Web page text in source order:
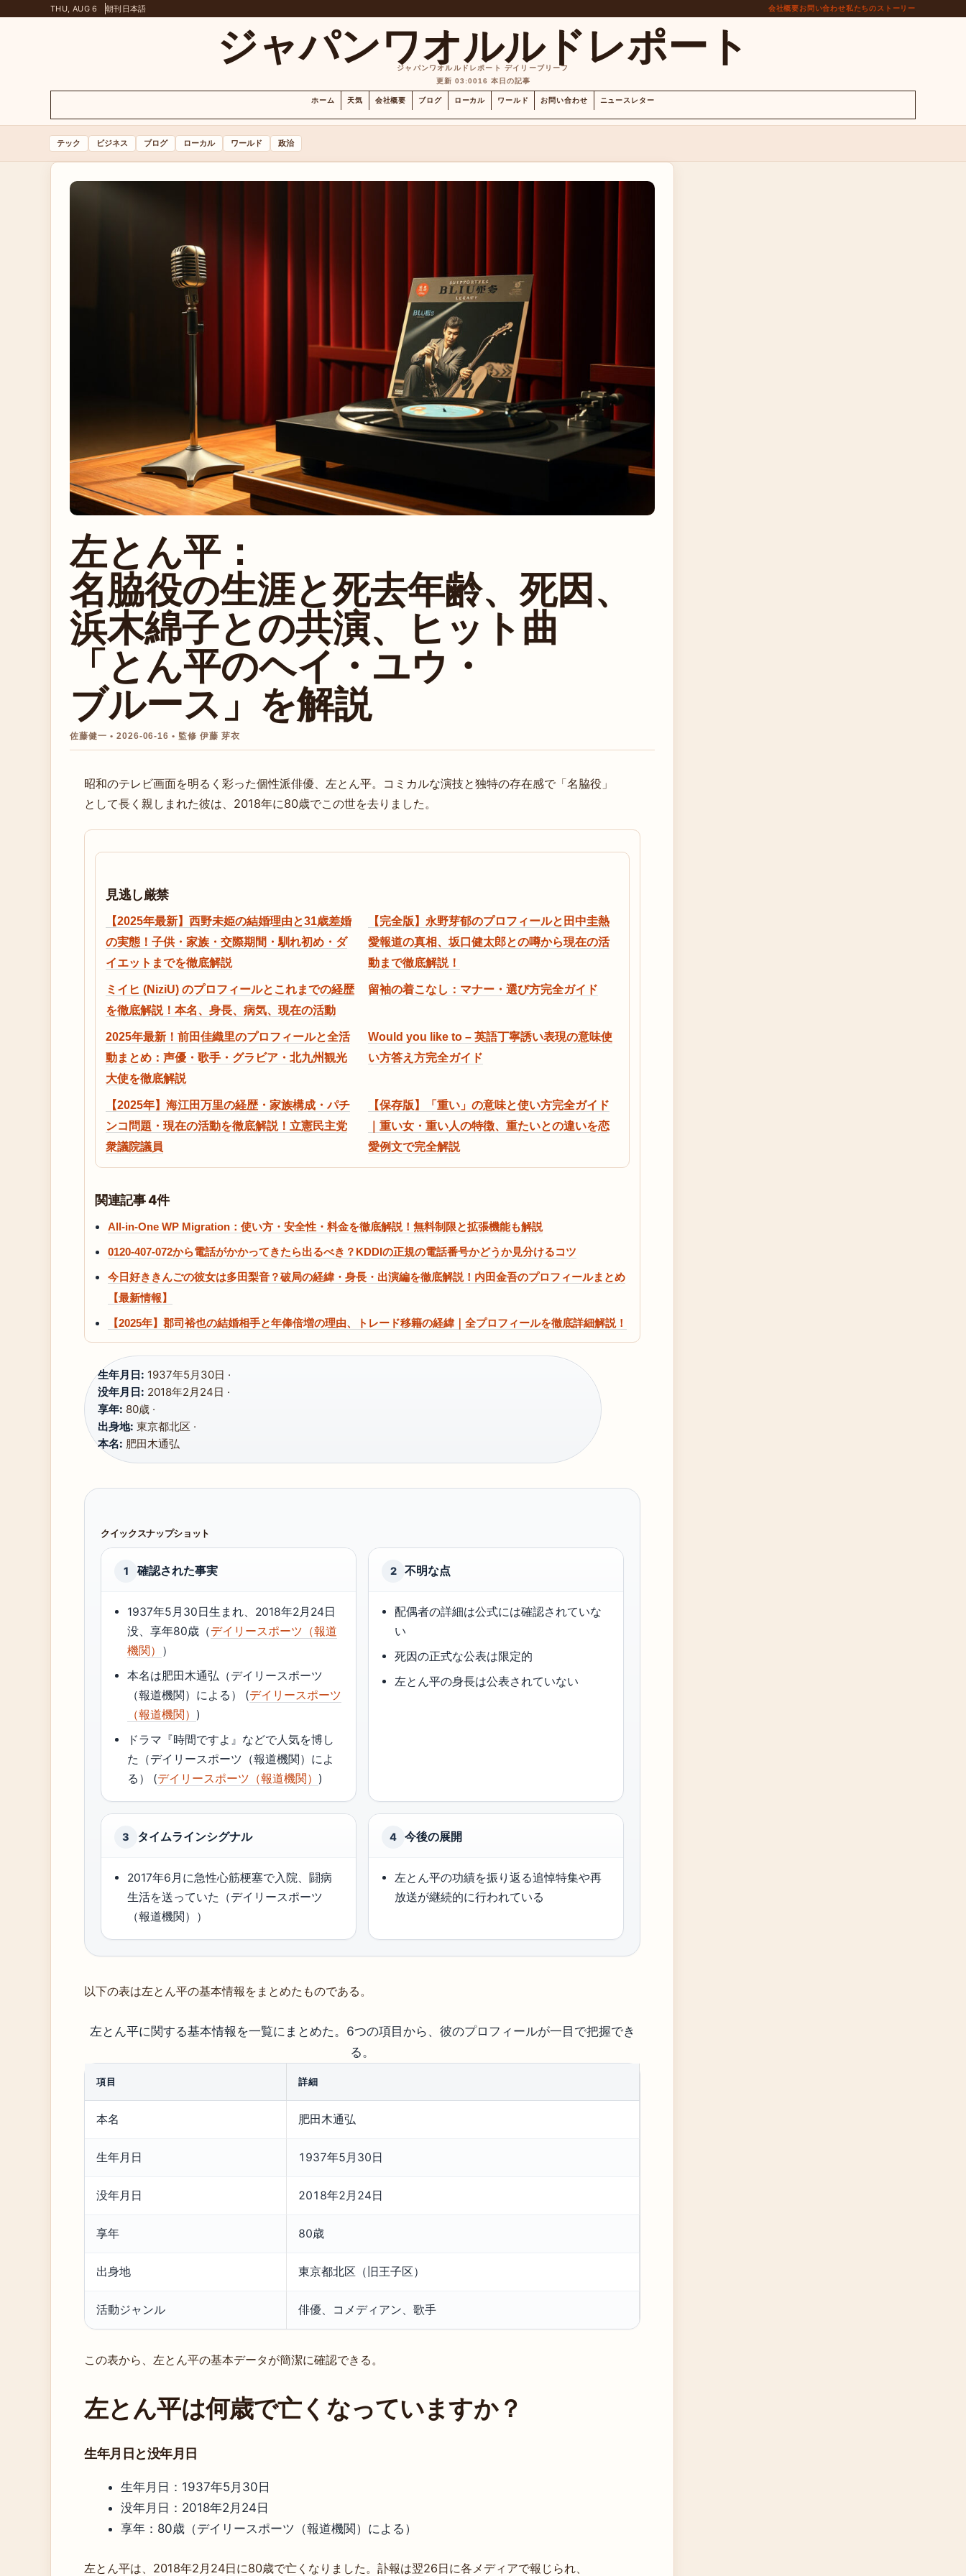
THU, AUG 6 朝刊 日本語 会社概要お問い合わせ私たちのストーリー
ジャパンワオルルドレポート
ジャパンワオルルドレポート デイリーブリーフ
更新 03:0016 本日の記事
ホーム 天気 会社概要 ブログ ローカル ワールド お問い合わせ ニュースレター
テック ビジネス ブログ ローカル ワールド 政治
左とん平：
名脇役の生涯と死去年齢、死因、
浜木綿子との共演、ヒット曲
「とん平のヘイ・ユウ・
ブルース」を解説
佐藤健一 • 2026-06-16 • 監修 伊藤 芽衣
昭和のテレビ画面を明るく彩った個性派俳優、左とん平。コミカルな演技と独特の存在感で「名脇役」
として長く親しまれた彼は、2018年に80歳でこの世を去りました。
見逃し厳禁
【2025年最新】西野未姫の結婚理由と31歳差婚
の実態！子供・家族・交際期間・馴れ初め・ダ
イエットまでを徹底解説
【完全版】永野芽郁のプロフィールと田中圭熱
愛報道の真相、坂口健太郎との噂から現在の活
動まで徹底解説！
ミイヒ (NiziU) のプロフィールとこれまでの経歴
を徹底解説！本名、身長、病気、現在の活動
留袖の着こなし：マナー・選び方完全ガイド
2025年最新！前田佳織里のプロフィールと全活
動まとめ：声優・歌手・グラビア・北九州観光
大使を徹底解説
Would you like to – 英語丁寧誘い表現の意味使
い方答え方完全ガイド
【2025年】海江田万里の経歴・家族構成・パチ
ンコ問題・現在の活動を徹底解説！立憲民主党
衆議院議員
【保存版】「重い」の意味と使い方完全ガイド
｜重い女・重い人の特徴、重たいとの違いを恋
愛例文で完全解説
関連記事 4件
All-in-One WP Migration：使い方・安全性・料金を徹底解説！無料制限と拡張機能も解説
0120-407-072から電話がかかってきたら出るべき？KDDIの正規の電話番号かどうか見分けるコツ
今日好ききんごの彼女は多田梨音？破局の経緯・身長・出演編を徹底解説！内田金吾のプロフィールまとめ
【最新情報】
【2025年】郡司裕也の結婚相手と年俸倍増の理由、トレード移籍の経緯｜全プロフィールを徹底詳細解説！
生年月日: 1937年5月30日 ·
没年月日: 2018年2月24日 ·
享年: 80歳 ·
出身地: 東京都北区 ·
本名: 肥田木通弘
クイックスナップショット
1 確認された事実
1937年5月30日生まれ、2018年2月24日
没、享年80歳（デイリースポーツ（報道
機関） ）
本名は肥田木通弘（デイリースポーツ
（報道機関）による） (デイリースポーツ
（報道機関） )
ドラマ『時間ですよ』などで人気を博し
た（デイリースポーツ（報道機関）によ
る） (デイリースポーツ（報道機関） )
2 不明な点
配偶者の詳細は公式には確認されていな
い
死因の正式な公表は限定的
左とん平の身長は公表されていない
3 タイムラインシグナル
2017年6月に急性心筋梗塞で入院、闘病
生活を送っていた（デイリースポーツ
（報道機関））
4 今後の展開
左とん平の功績を振り返る追悼特集や再
放送が継続的に行われている
以下の表は左とん平の基本情報をまとめたものである。
左とん平に関する基本情報を一覧にまとめた。6つの項目から、彼のプロフィールが一目で把握でき
る。
項目 詳細
本名 肥田木通弘
生年月日 1937年5月30日
没年月日 2018年2月24日
享年 80歳
出身地 東京都北区（旧王子区）
活動ジャンル 俳優、コメディアン、歌手
この表から、左とん平の基本データが簡潔に確認できる。
左とん平は何歳で亡くなっていますか？
生年月日と没年月日
生年月日：1937年5月30日
没年月日：2018年2月24日
享年：80歳（デイリースポーツ（報道機関）による）
左とん平は、2018年2月24日に80歳で亡くなりました。訃報は翌26日に各メディアで報じられ、